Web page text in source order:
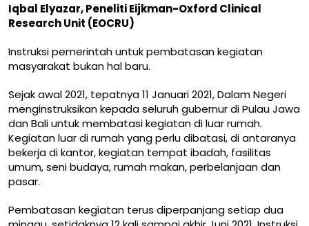
Iqbal Elyazar, Peneliti Eijkman-Oxford Clinical
Research Unit (EOCRU)
Instruksi pemerintah untuk pembatasan kegiatan
masyarakat bukan hal baru.
Sejak awal 2021, tepatnya 11 Januari 2021, Dalam Negeri
menginstruksikan kepada seluruh gubernur diPulau Jawa
dan Baliuntuk membatasi kegiatan di luar rumah.
Kegiatan luar di rumah yang perlu dibatasi, di antaranya
bekerja di kantor, kegiatan tempat ibadah, fasilitas
umum, seni budaya, rumah makan, perbelanjaan dan
pasar.
Pembatasan kegiatan terus diperpanjang setiap dua